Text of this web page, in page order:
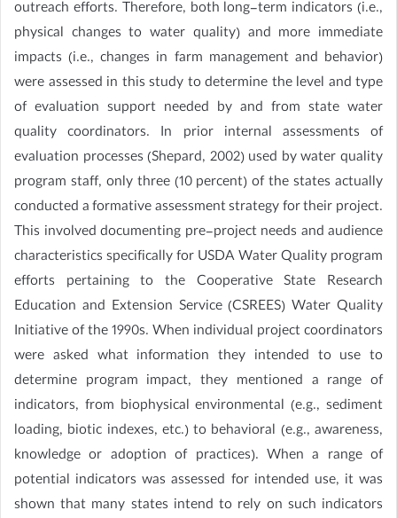
outreach efforts. Therefore, both long-term indicators (i.e.,
physical changes to water quality) and more immediate
impacts (i.e., changes in farm management and behavior)
were assessed in this study to determine the level and type
of evaluation support needed by and from state water
quality coordinators. In prior internal assessments of
evaluation processes (Shepard, 2002) used by water quality
program staff, only three (10 percent) of the states actually
conducted a formative assessment strategy for their project.
This involved documenting pre-project needs and audience
characteristics specifically for USDA Water Quality program
efforts pertaining to the Cooperative State Research
Education and Extension Service (CSREES) Water Quality
Initiative of the 1990s. When individual project coordinators
were asked what information they intended to use to
determine program impact, they mentioned a range of
indicators, from biophysical environmental (e.g., sediment
loading, biotic indexes, etc.) to behavioral (e.g., awareness,
knowledge or adoption of practices). When a range of
potential indicators was assessed for intended use, it was
shown that many states intend to rely on such indicators